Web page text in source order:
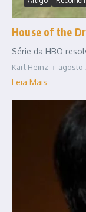
House of the
Série da HBO
Karl Heinz agosto
Leia Mais